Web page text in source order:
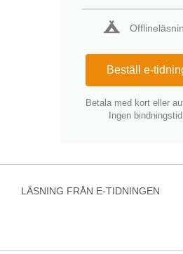
Beställ e-
Betala med kort eller
Ingen
LÄSNING FRÅN E-TIDNINGEN